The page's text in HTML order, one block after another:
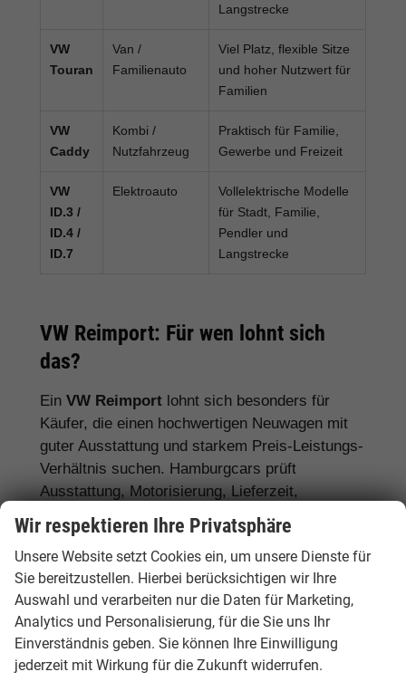
Langstrecke
VW
Touran
Van /
Familienauto
Viel Platz, flexible Sitze
und hoher Nutzwert für
Familien
VW
Caddy
Kombi /
Nutzfahrzeug
Praktisch für Familie,
Gewerbe und Freizeit
VW
ID.3 /
ID.4 /
ID.7
Elektroauto
Vollelektrische Modelle
für Stadt, Familie,
Pendler und
Langstrecke
VW Reimport: Für wen lohnt sich
das?
Ein VW Reimport lohnt sich besonders für
Käufer, die einen hochwertigen Neuwagen mit
guter Ausstattung und starkem Preis-Leistungs-
Verhältnis suchen. Hamburgcars prüft
Ausstattung, Motorisierung, Lieferzeit,
Garantiebedingungen und Fahrzeugdetails
transparent vor dem Kauf.
Für Stadtfahrer:VW Polo, VW Golf, VW
ID.3
Für Familien: VW Tiguan, VW Passat
Variant, VW Touran, VW Caddy
Wir respektieren Ihre Privatsphäre
Unsere Website setzt Cookies ein, um unsere Dienste für
Sie bereitzustellen. Hierbei berücksichtigen wir Ihre
Auswahl und verarbeiten nur die Daten für Marketing,
Analytics und Personalisierung, für die Sie uns Ihr
Einverständnis geben. Sie können Ihre Einwilligung
jederzeit mit Wirkung für die Zukunft widerrufen.